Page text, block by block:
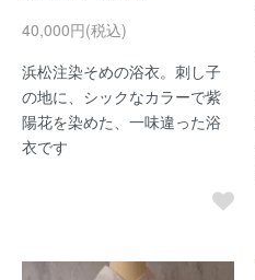
40,000円(税込)
浜松注染そめの浴衣。刺し子
の地に、シックなカラーで紫
陽花を染めた、一味違った浴
衣です